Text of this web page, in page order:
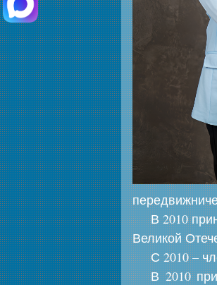
В 2010
Великой
С 2010 –
В 2010